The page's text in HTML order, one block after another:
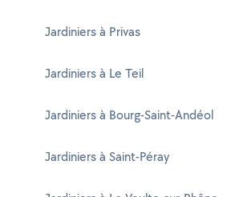
Jardiniers à Privas
Jardiniers à Le Teil
Jardiniers à Bourg-Saint-Andéol
Jardiniers à Saint-Péray